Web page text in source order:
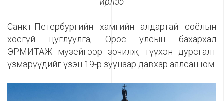
Санкт-Петербургийн хамгийн алдартай соёлын
хосгүй цуглуулга, Орос улсын бахархал
ЭРМИТАЖ музейгээр зочилж, түүхэн дурсгалт
үзмэрүүдийг үзэн 19-р зуунаар давхар аялсан юм.